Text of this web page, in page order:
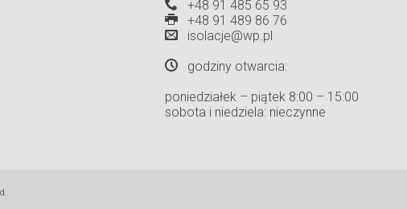
+48 91 485 65 93
+48 91 489 86 76
isolacje@wp.pl
godziny otwarcia:
poniedziałek – piątek 8:00 – 15:00
sobota i niedziela: nieczynne